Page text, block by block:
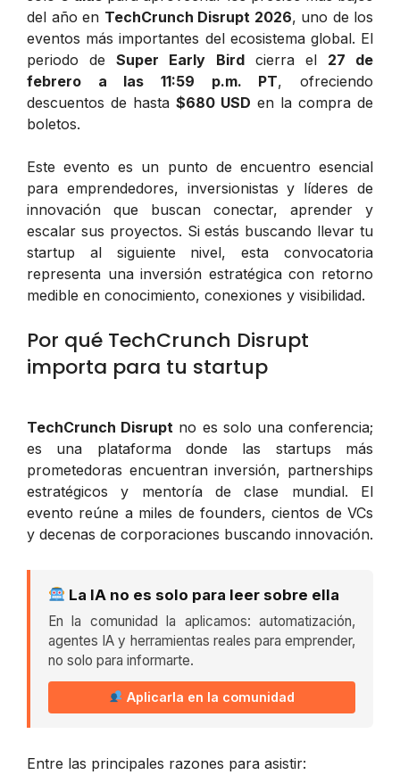
del año en TechCrunch Disrupt 2026, uno de los
eventos más importantes del ecosistema global. El
periodo deSuper Early Birdcierra el 27 de
febrero a las 11:59 p.m. PT, ofreciendo
descuentos de hasta $680 USD en la compra de
boletos.
Este evento es un punto de encuentro esencial
para emprendedores, inversionistas y líderes de
innovación que buscan conectar, aprender y
escalar sus proyectos. Si estás buscando llevar tu
startup al siguiente nivel, esta convocatoria
representa una inversión estratégica con retorno
medible en conocimiento, conexiones y visibilidad.
Por qué TechCrunch Disrupt
importa para tu startup
TechCrunch Disrupt no es solo una conferencia;
es una plataforma donde las startups más
prometedoras encuentran inversión, partnerships
estratégicos y mentoría de clase mundial. El
evento reúne a miles de founders, cientos de VCs
y decenas de corporaciones buscando innovación.
La IA no es solo para leer sobre ella
En la comunidad la aplicamos: automatización,
agentes IA y herramientas reales para emprender,
no solo para informarte.
Aplicarla en la comunidad
Entre las principales razones para asistir: